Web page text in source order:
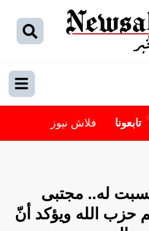
فلاش نيوز
له.. مجتبى
حزب الله ويؤكد أنّ